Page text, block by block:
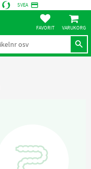
SVEA credit_card
FAVORITER